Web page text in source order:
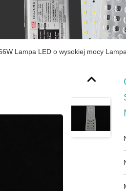
Lampa LED o wysokiej mocy